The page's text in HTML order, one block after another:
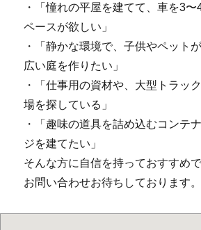
・「憧れの平屋を建てて、車を3
ペースが欲しい」
・「静かな環境で、子供やペット
広い庭を作りたい」
・「仕事用の資材や、大型トラッ
場を探している」
・「趣味の道具を詰め込むコンテ
ジを建てたい」
そんな方に自信を持っておすすめ
お問い合わせお待ちしております。